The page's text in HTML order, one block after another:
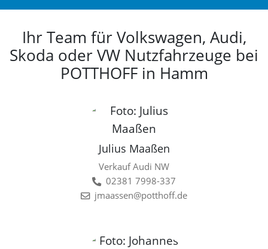
Ihr Team für Volkswagen, Audi,
Skoda oder VW Nutzfahrzeuge bei
POTTHOFF in Hamm
Julius Maaßen
Verkauf Audi NW
02381 7998-337
jmaassen@potthoff.de